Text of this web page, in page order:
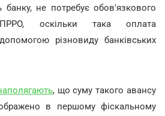
не потребує обов'язкового
ПРРО, оскільки така оплата
різновиду банківських
, що суму такого авансу
в першому фіскальному